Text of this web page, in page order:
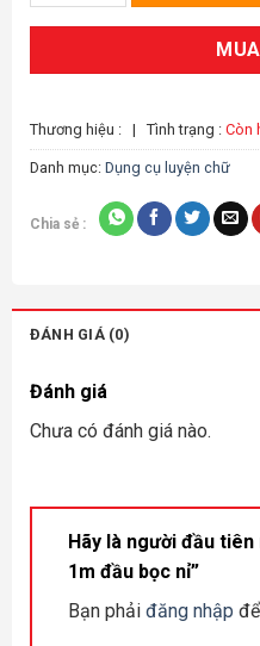
Thương hiệu : | Tình trạng : Còn
Danh mục: Dụng cụ luyện chữ
Chia sẻ :
ĐÁNH GIÁ (0)
Đánh giá
Chưa có đánh giá nào.
Hãy là người đầu tiên
1m đầu bọc nỉ”
Bạn phải đăng nhập